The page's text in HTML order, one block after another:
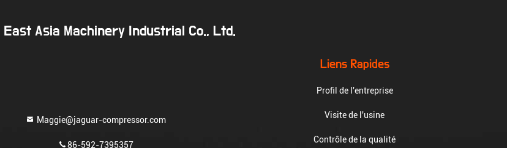
East Asia Machinery Industrial Co., Ltd.
Maggie@jaguar-compressor.com
86-592-7395357
Liens Rapides
Profil de l'entreprise
Visite de l'usine
Contrôle de la qualité